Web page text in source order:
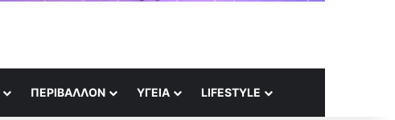
ΠΕΡΙΒΆΛΛΟΝ ΥΓΕΊΑ LIFESTYLE